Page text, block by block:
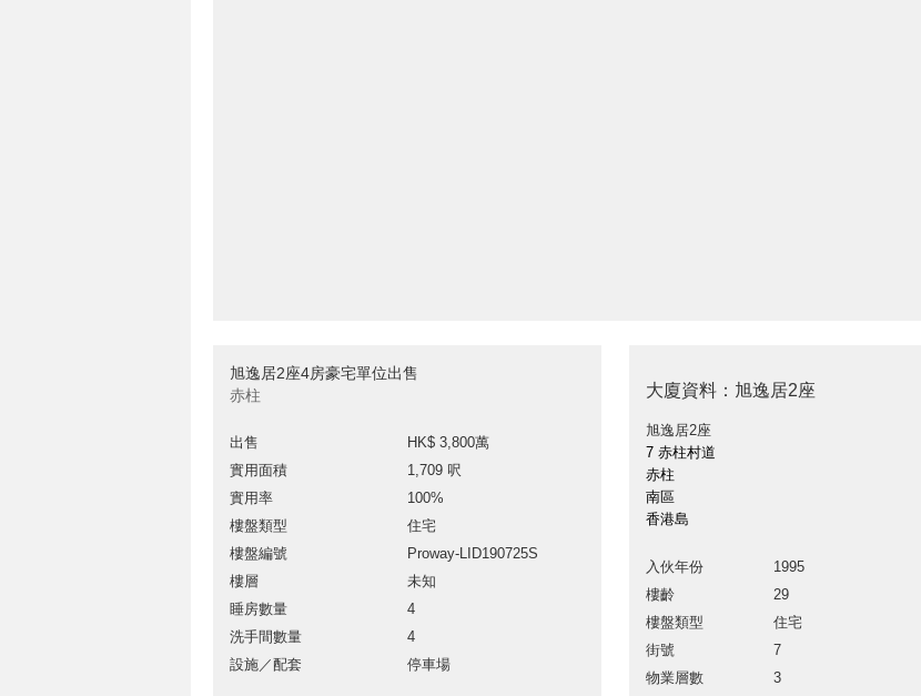
旭逸居2座4房豪宅單位出售
赤柱
出售
HK$ 3,800萬
實用面積
1,709 呎
實用率
100%
樓盤類型
住宅
樓盤編號
Proway-LID190725S
樓層
未知
睡房數量
4
洗手間數量
4
設施／配套
停車場
大廈資料：旭逸居2座
旭逸居2座
7 赤柱村道
赤柱
南區
香港島
入伙年份
1995
樓齡
29
樓盤類型
住宅
街號
7
物業層數
3